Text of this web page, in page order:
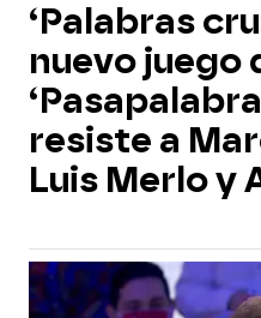
‘Palabras
nuevo juego
resiste a
Luis Merlo y